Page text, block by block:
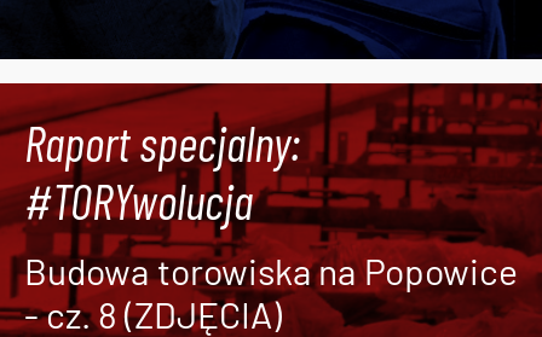
Raport specjalny:
#TORYwolucja
Budowa torowiska na Popowice
- cz. 8 (ZDJĘCIA)